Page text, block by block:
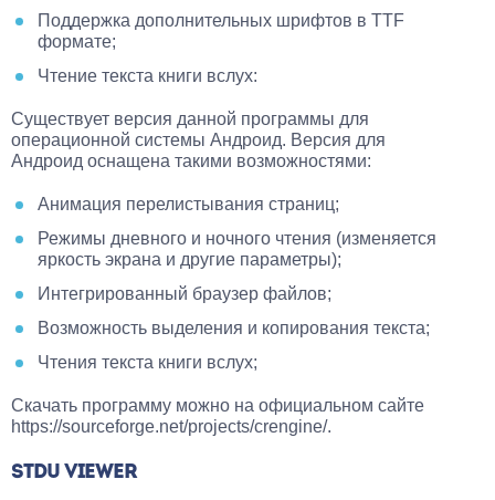
Поддержка дополнительных шрифтов в TTF
формате;
Чтение текста книги вслух:
Существует версия данной программы для
операционной системы Андроид. Версия для
Андроид оснащена такими возможностями:
Анимация перелистывания страниц;
Режимы дневного и ночного чтения (изменяется
яркость экрана и другие параметры);
Интегрированный браузер файлов;
Возможность выделения и копирования текста;
Чтения текста книги вслух;
Скачать программу можно на официальном сайте
https://sourceforge.net/projects/crengine/.
STDU VIEWER